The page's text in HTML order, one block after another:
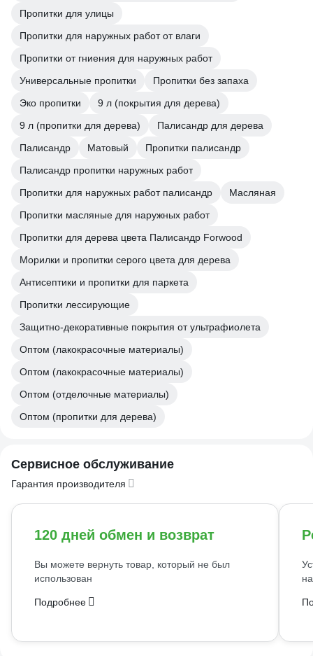
Пропитки для улицы
Пропитки для наружных работ от влаги
Пропитки от гниения для наружных работ
Универсальные пропитки
Пропитки без запаха
Эко пропитки
9 л (покрытия для дерева)
9 л (пропитки для дерева)
Палисандр для дерева
Палисандр
Матовый
Пропитки палисандр
Палисандр пропитки наружных работ
Пропитки для наружных работ палисандр
Масляная
Пропитки масляные для наружных работ
Пропитки для дерева цвета Палисандр Forwood
Морилки и пропитки серого цвета для дерева
Антисептики и пропитки для паркета
Пропитки лессирующие
Защитно-декоративные покрытия от ультрафиолета
Оптом (лакокрасочные материалы)
Оптом (лакокрасочные материалы)
Оптом (отделочные материалы)
Оптом (пропитки для дерева)
Сервисное обслуживание
Гарантия производителя
120 дней обмен и возврат
Вы можете вернуть товар, который не был
использован
Подробнее